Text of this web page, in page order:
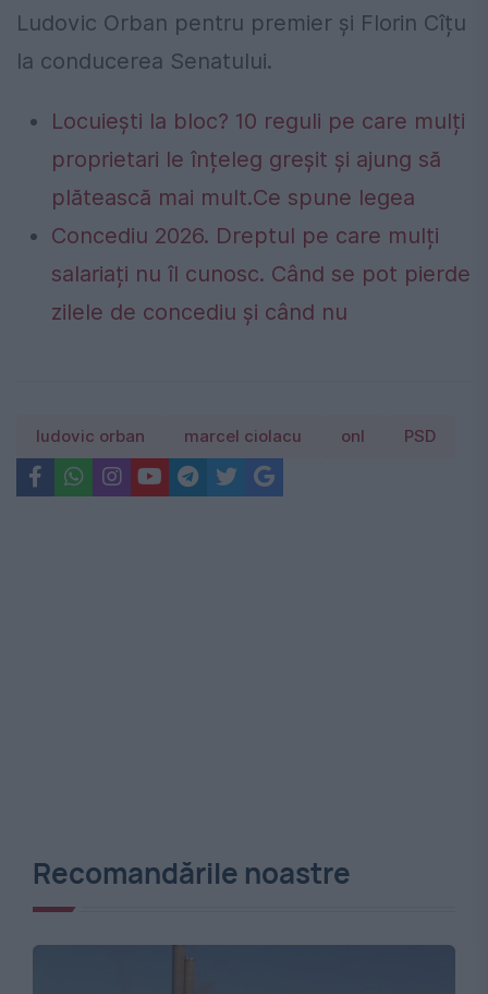
Ludovic Orban pentru premier și Florin Cîțu
la conducerea Senatului.
Locuiești la bloc? 10 reguli pe care mulți
proprietari le înțeleg greșit și ajung să
plătească mai mult.Ce spune legea
Concediu 2026. Dreptul pe care mulți
salariați nu îl cunosc. Când se pot pierde
zilele de concediu și când nu
ludovic orban marcel ciolacu onl PSD
Recomandările noastre